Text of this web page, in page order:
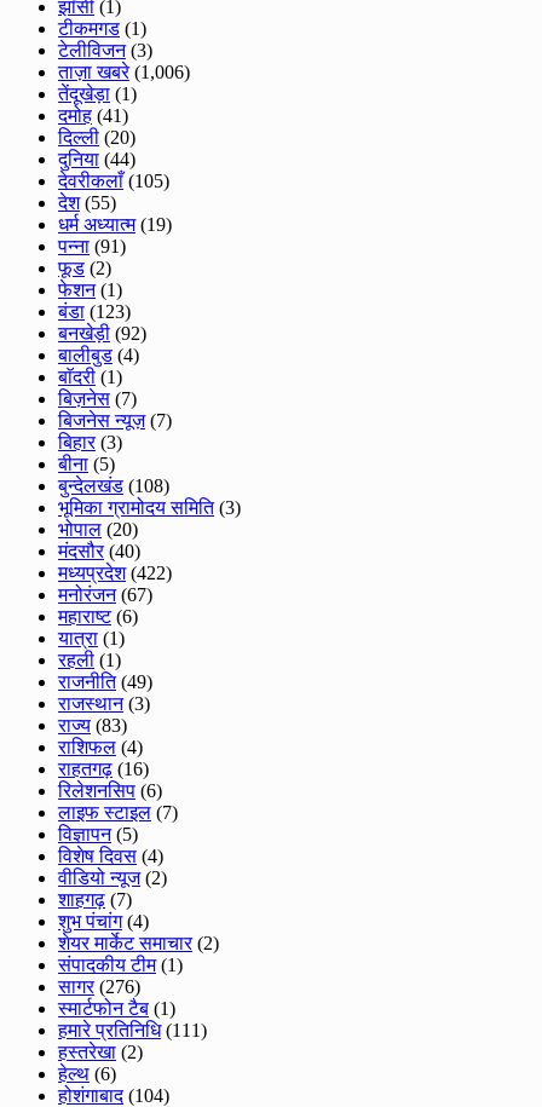
झाँसी (1)
टीकमगड (1)
टेलीविजन(3)
ताज़ा खबरे(1,006)
तेंदूखेड़ा (1)
दमोह (41)
दिल्ली (20)
दुनिया (44)
देवरीकलाँ(105)
देश(55)
धर्म अध्यात्म(19)
पन्ना (91)
फूड (2)
फेशन(1)
बंडा (123)
बनखेड़ी (92)
बालीबुड (4)
बाॅदरी (1)
बिज़नेस (7)
बिजनेस न्यूज़(7)
बिहार(3)
बीना (5)
बुन्देलखंड (108)
भूमिका ग्रामोदय समिति(3)
भोपाल (20)
मंदसौर(40)
मध्यप्रदेश(422)
मनोरंजन(67)
महाराष्ट(6)
यात्रा (1)
रहली (1)
राजनीति(49)
राजस्थान(3)
राज्य (83)
राशिफल (4)
राहतगढ़ (16)
रिलेशनसिप (6)
लाइफ स्टाइल (7)
विज्ञापन(5)
विशेष दिवस (4)
वीडियो न्यूज(2)
शाहगढ़ (7)
शुभ पंचांग(4)
शेयर मार्केट समाचार(2)
संपादकीय टीम(1)
सागर(276)
स्मार्टफोन टैब (1)
हमारे प्रतिनिधि(111)
हस्तरेखा (2)
हेल्थ (6)
होशंगाबाद(104)